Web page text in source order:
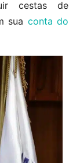
cestas de
sua conta do